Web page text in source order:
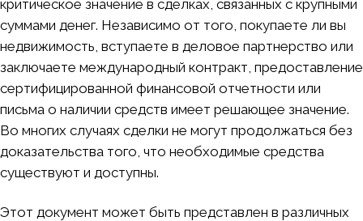
критическое значение в сделках, связанных с крупными
суммами денег. Независимо от того, покупаете ли вы
недвижимость, вступаете в деловое партнерство или
заключаете международный контракт, предоставление
сертифицированной финансовой отчетности или
письма о наличии средств имеет решающее значение.
Во многих случаях сделки не могут продолжаться без
доказательства того, что необходимые средства
существуют и доступны.
Этот документ может быть представлен в различных